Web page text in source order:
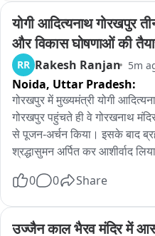
भी वही है और इस विचारधारा के
मीणा हाईकोर्ट परिसर को शिक्षा का
प्रोत्साहन देते हुए स्किल डेवलपमेंट
मंत्री डॉक्टर किरोड़ीलाल मीणा ने
बोलते हुए कहा अटल जी ने आरक्षण
ने भी आरक्षण को बढ़ाया कांग्रेस
लेकिन सच जनता जानती है कांग्रेस
सियासत हासिल करने के लिए
का कोई वजूद नहीं ।
योगी आदित्यनाथ गोरखपुर
और विकास घोषणाओं की
RR Rakesh Ranjan 5m
Noida, Uttar Pradesh:
गोरखपुर में मुख्यमंत्री योगी
गोरखपुर पहुंचते ही वे गोरखनाथ
से पूजन-अर्चन किया। इसके बाद
श्रद्धासुमन अर्पित कर आशीर्वाद
किया। अपने तीन दिवसीय दौरे के
परियोजनाओं की सौगात मिलने की
0 0 Share
उज्जैन काल भैरव मंदिर में